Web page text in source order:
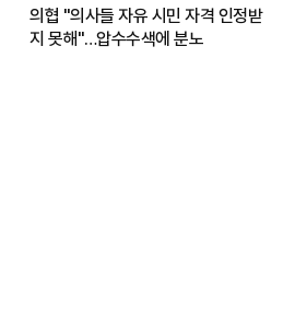
의협 "의사들 자유 시민 자격 인정받
지 못해"…압수수색에 분노